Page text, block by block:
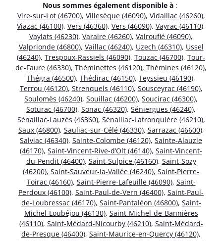
Nous sommes également disponible à :
Vire-sur-Lot (46700), Villesèque (46090), Vidaillac (46260),
Viazac (46100), Vers (46360), Vers (46090), Vayrac (46110),
Vaylats (46230), Varaire (46260), Valroufié (46090),
Valprionde (46800), Vaillac (46240), Uzech (46310), Ussel
(46240), Trespoux-Rassiels (46090), Touzac (46700), Tour-
de-Faure (46330), Théminettes (46120), Thémines (46120),
Thégra (46500), Thédirac (46150), Teyssieu (46190),
Terrou (46120), Strenquels (46110), Sousceyrac (46190),
Soulomès (46240), Souillac (46200), Soucirac (46300),
Soturac (46700), Sonac (46320), Séniergues (46240),
Sénaillac-Lauzès (46360), Sénaillac-Latronquière (46210),
Saux (46800), Sauliac-sur-Célé (46330), Sarrazac (46600),
Salviac (46340), Sainte-Colombe (46120), Sainte-Alauzie
(46170), Saint-Vincent-Rive-d’Olt (46140), Saint-Vincent-
du-Pendit (46400), Saint-Sulpice (46160), Saint-Sozy
(46200), Saint-Sauveur-la-Vallée (46240), Saint-Pierre-
Toirac (46160), Saint-Pierre-Lafeuille (46090), Saint-
Perdoux (46100), Saint-Paul-de-Vern (46400), Saint-Paul-
de-Loubressac (46170), Saint-Pantaléon (46800), Saint-
Michel-Loubéjou (46130), Saint-Michel-de-Bannières
(46110), Saint-Médard-Nicourby (46210), Saint-Médard-
de-Presque (46400), Saint-Maurice-en-Quercy (46120),